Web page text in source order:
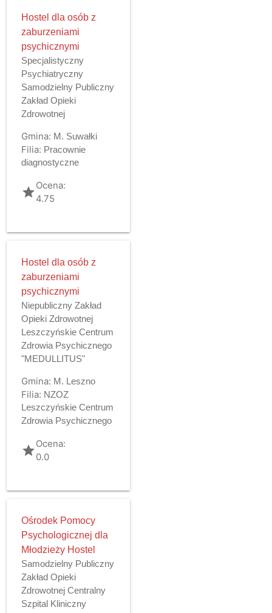
Hostel dla osób z
zaburzeniami
psychicznymi
Specjalistyczny
Psychiatryczny
Samodzielny Publiczny
Zakład Opieki
Zdrowotnej
Gmina: M. Suwałki
Filia: Pracownie
diagnostyczne
gradeOcena:
4.75
Hostel dla osób z
zaburzeniami
psychicznymi
Niepubliczny Zakład
Opieki Zdrowotnej
Leszczyńskie Centrum
Zdrowia Psychicznego
"MEDULLITUS"
Gmina: M. Leszno
Filia: NZOZ
Leszczyńskie Centrum
Zdrowia Psychicznego
gradeOcena:
0.0
Ośrodek Pomocy
Psychologicznej dla
Młodzieży Hostel
Samodzielny Publiczny
Zakład Opieki
Zdrowotnej Centralny
Szpital Kliniczny